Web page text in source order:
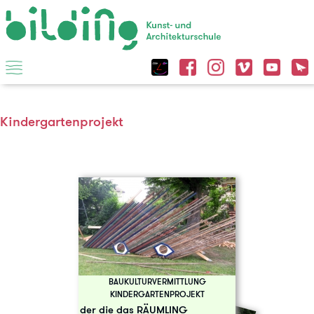
Kindergartenprojekt
BAUKULTURVERMITTLUNG
KINDERGARTENPROJEKT
der die das RÄUMLING